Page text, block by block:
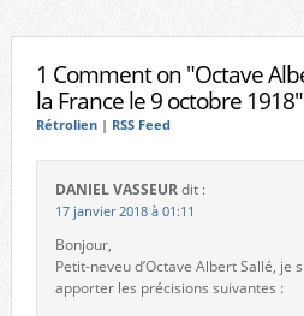
1 Comment on "Octave
la France le 9 octobre 1918"
Rétrolien| RSS Feed
DANIEL VASSEURdit :
17 janvier 2018 à 01:11
Bonjour,
Petit-neveu d’Octave Albert Sallé, je
apporter les précisions suivantes :